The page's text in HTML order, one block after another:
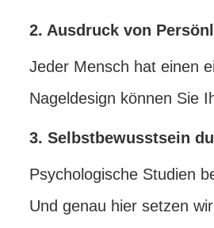
2. Ausdruck von
Jeder Mensch hat einen
Nageldesign können Sie
3. Selbstbewusstsein
Psychologische Studien
Und genau hier setzen